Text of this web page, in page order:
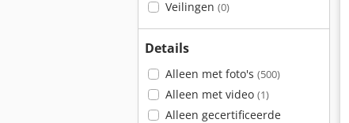
Veilingen (0)
Details
Alleen met foto's (500)
Alleen met video (1)
Alleen gecertificeerde